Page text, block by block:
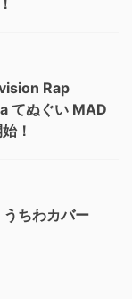
Rap
てぬぐい MAD
！
ちわカバー